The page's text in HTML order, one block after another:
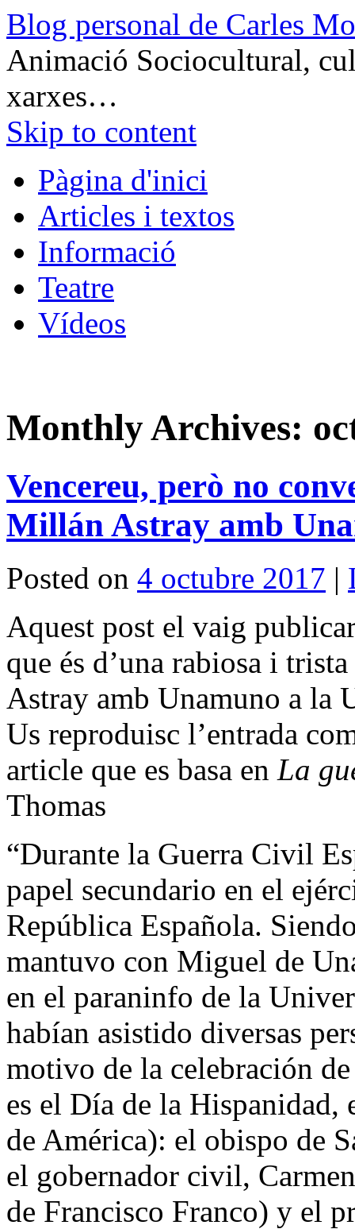
Blog personal de Carles
Animació Sociocultural,
xarxes…
Skip to content
Pàgina d'inici
Articles i textos
Informació
Teatre
Vídeos
Monthly Archives:
Vencereu, però no
Millán Astray amb
Posted on 4 octubre 2017 |
Aquest post el vaig
que és d’una rabiosa i
Astray amb Unamuno a la
Us reproduisc l’entrada
article que es basa en La
Thomas
“Durante la Guerra Civil
papel secundario en el
República Española.
mantuvo con Miguel de
en el paraninfo de la
habían asistido diversas
motivo de la celebración
es el Día de la
de América): el obispo de
el gobernador civil,
de Francisco Franco) y el